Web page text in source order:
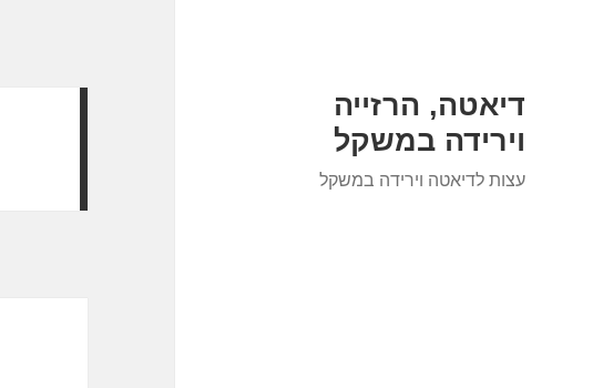
דיאטה, הרזייה
וירידה במשקל
עצות לדיאטה וירידה במשקל